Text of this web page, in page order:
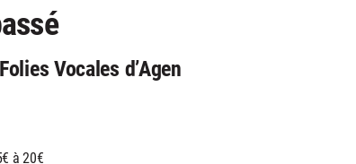
Vocales d’Agen
à 20€